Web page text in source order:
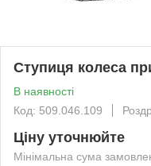
Ступиця колеса
В наявності
Код: 509.046.109
Ціну уточнюйте
Мінімальна сума